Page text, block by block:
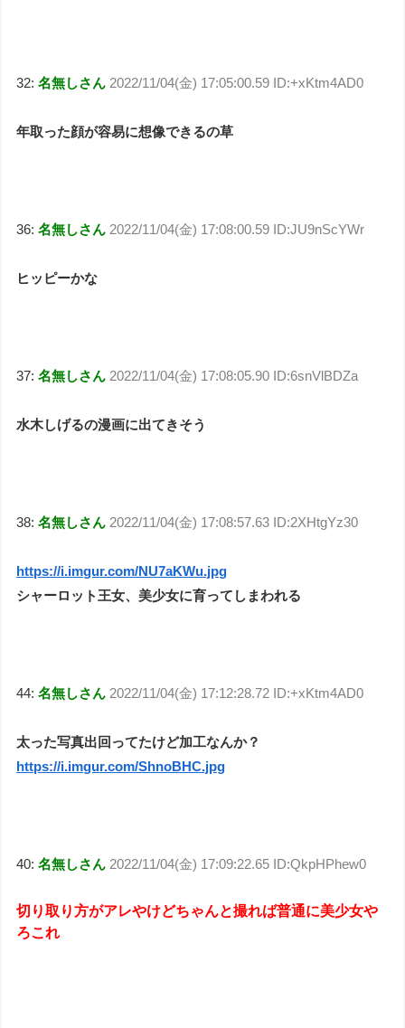
32:名無しさん 2022/11/04(金) 17:05:00.59 ID:+xKtm4AD0
年取った顔が容易に想像できるの草
36:名無しさん 2022/11/04(金) 17:08:00.59 ID:JU9nScYWr
ヒッピーかな
37:名無しさん 2022/11/04(金) 17:08:05.90 ID:6snVlBDZa
水木しげるの漫画に出てきそう
38:名無しさん 2022/11/04(金) 17:08:57.63 ID:2XHtgYz30
https://i.imgur.com/NU7aKWu.jpg
シャーロット王女、美少女に育ってしまわれる
44:名無しさん 2022/11/04(金) 17:12:28.72 ID:+xKtm4AD0
太った写真出回ってたけど加工なんか？
https://i.imgur.com/ShnoBHC.jpg
40:名無しさん 2022/11/04(金) 17:09:22.65 ID:QkpHPhew0
切り取り方がアレやけどちゃんと撮れば普通に美少女や
ろこれ